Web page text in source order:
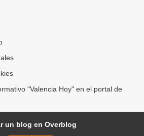
"Valencia Hoy" en el portal de
un blog en Overblog